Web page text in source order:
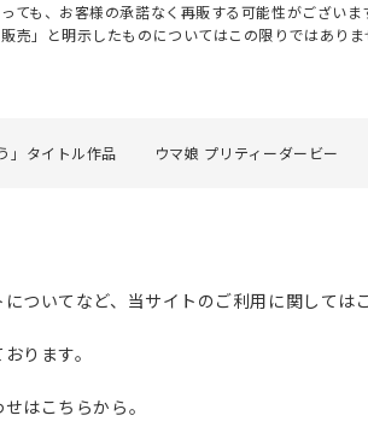
ても、お客様の承諾なく再販する可能性がございま
売」と明示したものについてはこの限りではありま
う」タイトル作品 ウマ娘 プリティーダービー
ついてなど、当サイトのご利用に関しては
ります。
はこちらから。